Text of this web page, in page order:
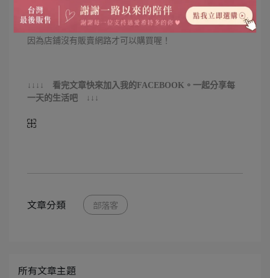
體驗組(5條入)也只要225元喔！
現在有一波優惠活動，我都想乘這個機會多囤貨幾盒呢！
因為店鋪沒有販賣網路才可以購買喔！
↓↓↓↓ 看完文章快來加入我的FACEBOOK。一起分享每
一天的生活吧 ↓↓↓
文章分類 部落客
所有文章主題